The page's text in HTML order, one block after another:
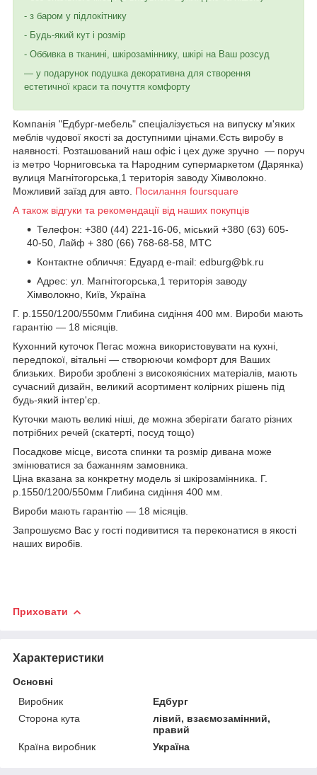
- з баром у підлокітнику
- Будь-який кут і розмір
- Оббивка в тканині, шкірозаміннику, шкірі на Ваш розсуд
— у подарунок подушка декоративна для створення
естетичної краси та почуття комфорту
Компанія "Едбург-мебель" спеціалізується на випуску м'яких
меблів чудової якості за доступними цінами.Єсть виробу в
наявності. Розташований наш офіс і цех дуже зручно — поруч
із метро Чорниговська та Народним супермаркетом (Дарянка)
вулиця Магнітогорська,1 територія заводу Хімволокно.
Можливий заїзд для авто. Посилання foursquare
А також відгуки та рекомендації від наших покупців
Телефон: +380 (44) 221-16-06, міський +380 (63) 605-
40-50, Лайф + 380 (66) 768-68-58, МТС
Контактне обличчя: Едуард e-mail: edburg@bk.ru
Адрес: ул. Магнітогорська,1 територія заводу
Хімволокно, Київ, Україна
Г. р.1550/1200/550мм Глибина сидіння 400 мм. Вироби мають
гарантію — 18 місяців.
Кухонний куточок Пегас можна використовувати на кухні,
передпокої, вітальні — створюючи комфорт для Ваших
близьких. Вироби зроблені з високоякісних матеріалів, мають
сучасний дизайн, великий асортимент колірних рішень під
будь-який інтер'єр.
Куточки мають великі ніші, де можна зберігати багато різних
потрібних речей (скатерті, посуд тощо)
Посадкове місце, висота спинки та розмір дивана може
змінюватися за бажанням замовника.
Ціна вказана за конкретну модель зі шкірозамінника. Г.
р.1550/1200/550мм Глибина сидіння 400 мм.
Вироби мають гарантію — 18 місяців.
Запрошуємо Вас у гості подивитися та переконатися в якості
наших виробів.
Приховати
Характеристики
Основні
Виробник
Едбург
Сторона кута
лівий, взаємозамінний,
правий
Країна виробник
Україна